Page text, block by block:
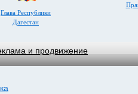
Глава Республики
Дагестан